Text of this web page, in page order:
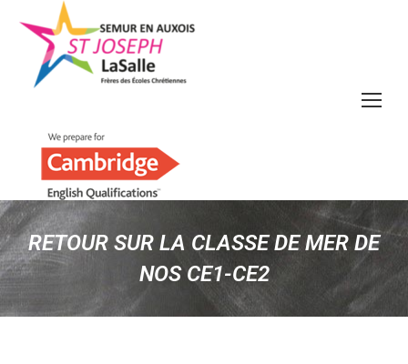
RETOUR SUR LA CLASSE DE MER DE
NOS CE1-CE2